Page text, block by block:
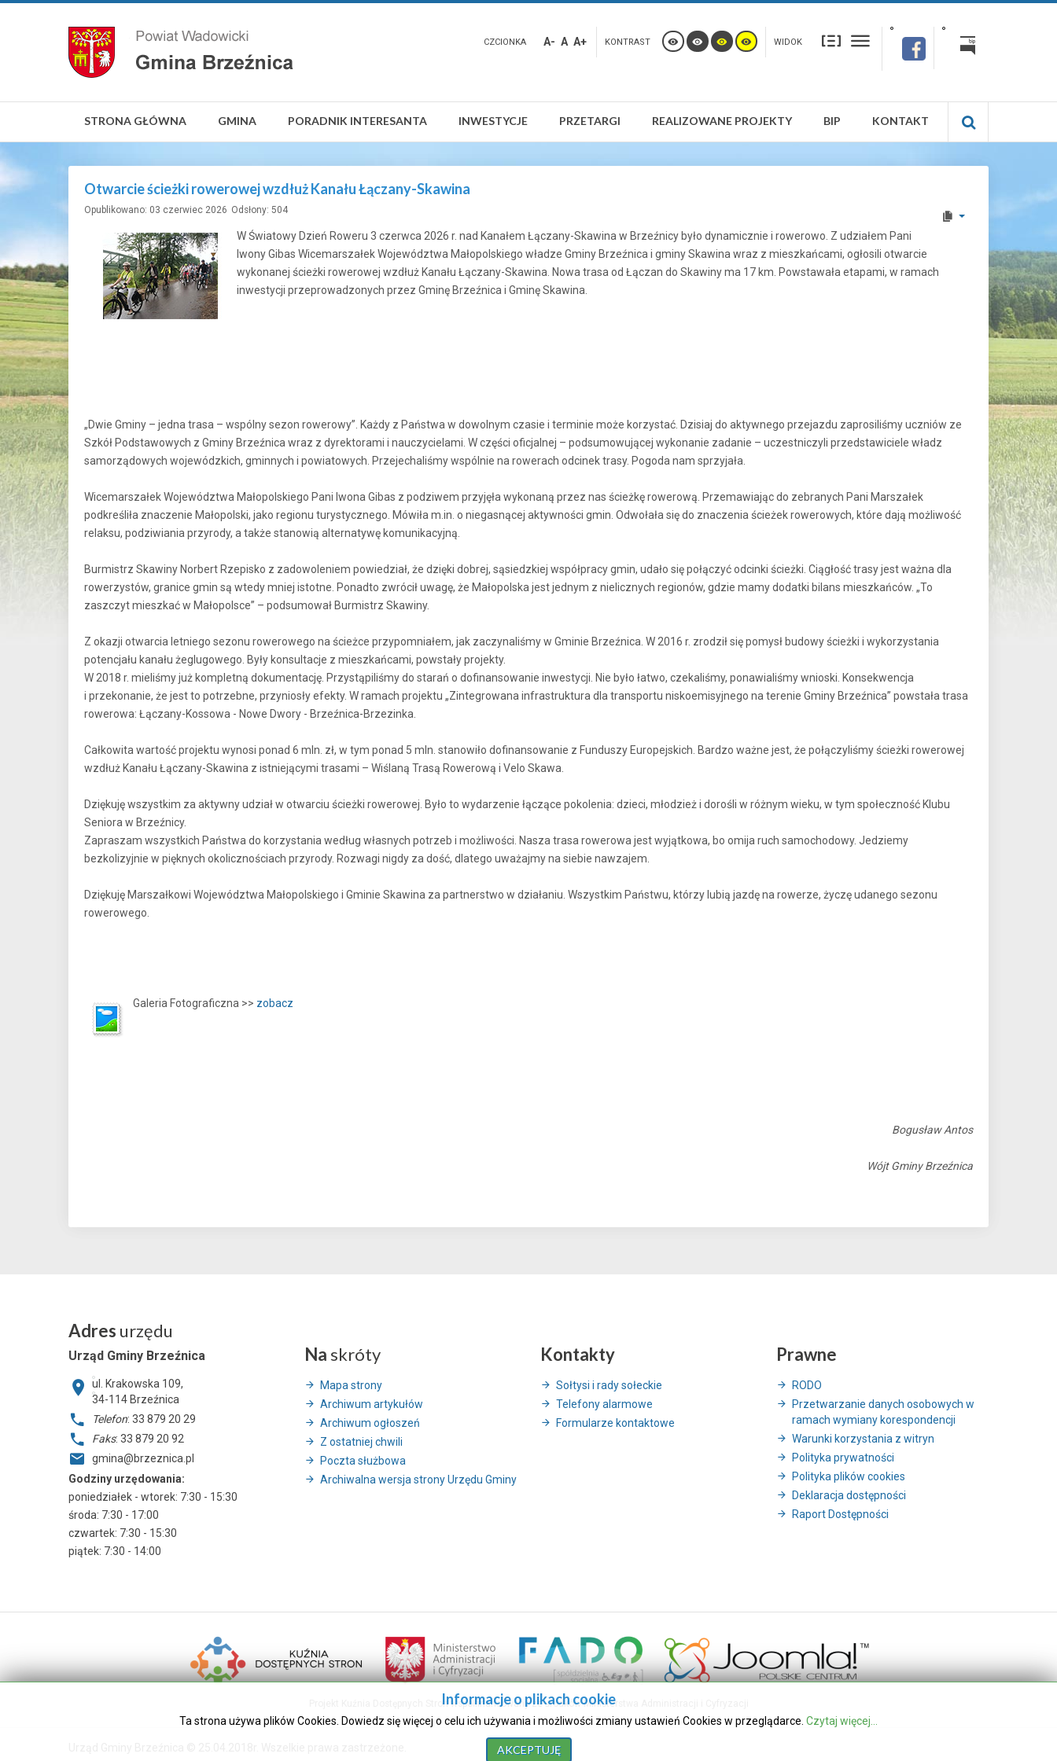
CZCIONKA A- A A+ KONTRAST WIDOK
STRONA GŁÓWNA GMINA PORADNIK INTERESANTA INWESTYCJE PRZETARGI REALIZOWANE PROJEKTY BIP KONTAKT
Otwarcie ścieżki rowerowej wzdłuż Kanału Łączany-Skawina
Opublikowano: 03 czerwiec 2026 Odsłony: 504
W Światowy Dzień Roweru 3 czerwca 2026 r. nad Kanałem Łączany-Skawina w Brzeźnicy było dynamicznie i rowerowo. Z udziałem Pani
Iwony Gibas Wicemarszałek Województwa Małopolskiego władze Gminy Brzeźnica i gminy Skawina wraz z mieszkańcami, ogłosili otwarcie
wykonanej ścieżki rowerowej wzdłuż Kanału Łączany-Skawina. Nowa trasa od Łączan do Skawiny ma 17 km. Powstawała etapami, w ramach
inwestycji przeprowadzonych przez Gminę Brzeźnica i Gminę Skawina.
„Dwie Gminy – jedna trasa – wspólny sezon rowerowy”. Każdy z Państwa w dowolnym czasie i terminie może korzystać. Dzisiaj do aktywnego przejazdu zaprosiliśmy uczniów ze
Szkół Podstawowych z Gminy Brzeźnica wraz z dyrektorami i nauczycielami. W części oficjalnej – podsumowującej wykonanie zadanie – uczestniczyli przedstawiciele władz
samorządowych wojewódzkich, gminnych i powiatowych. Przejechaliśmy wspólnie na rowerach odcinek trasy. Pogoda nam sprzyjała.
Wicemarszałek Województwa Małopolskiego Pani Iwona Gibas z podziwem przyjęła wykonaną przez nas ścieżkę rowerową. Przemawiając do zebranych Pani Marszałek
podkreśliła znaczenie Małopolski, jako regionu turystycznego. Mówiła m.in. o niegasnącej aktywności gmin. Odwołała się do znaczenia ścieżek rowerowych, które dają możliwość
relaksu, podziwiania przyrody, a także stanowią alternatywę komunikacyjną.
Burmistrz Skawiny Norbert Rzepisko z zadowoleniem powiedział, że dzięki dobrej, sąsiedzkiej współpracy gmin, udało się połączyć odcinki ścieżki. Ciągłość trasy jest ważna dla
rowerzystów, granice gmin są wtedy mniej istotne. Ponadto zwrócił uwagę, że Małopolska jest jednym z nielicznych regionów, gdzie mamy dodatki bilans mieszkańców. „To
zaszczyt mieszkać w Małopolsce” – podsumował Burmistrz Skawiny.
Z okazji otwarcia letniego sezonu rowerowego na ścieżce przypomniałem, jak zaczynaliśmy w Gminie Brzeźnica. W 2016 r. zrodził się pomysł budowy ścieżki i wykorzystania
potencjału kanału żeglugowego. Były konsultacje z mieszkańcami, powstały projekty.
W 2018 r. mieliśmy już kompletną dokumentację. Przystąpiliśmy do starań o dofinansowanie inwestycji. Nie było łatwo, czekaliśmy, ponawialiśmy wnioski. Konsekwencja
i przekonanie, że jest to potrzebne, przyniosły efekty. W ramach projektu „Zintegrowana infrastruktura dla transportu niskoemisyjnego na terenie Gminy Brzeźnica” powstała trasa
rowerowa: Łączany-Kossowa - Nowe Dwory - Brzeźnica-Brzezinka.
Całkowita wartość projektu wynosi ponad 6 mln. zł, w tym ponad 5 mln. stanowiło dofinansowanie z Funduszy Europejskich. Bardzo ważne jest, że połączyliśmy ścieżki rowerowej
wzdłuż Kanału Łączany-Skawina z istniejącymi trasami – Wiślaną Trasą Rowerową i Velo Skawa.
Dziękuję wszystkim za aktywny udział w otwarciu ścieżki rowerowej. Było to wydarzenie łączące pokolenia: dzieci, młodzież i dorośli w różnym wieku, w tym społeczność Klubu
Seniora w Brzeźnicy.
Zapraszam wszystkich Państwa do korzystania według własnych potrzeb i możliwości. Nasza trasa rowerowa jest wyjątkowa, bo omija ruch samochodowy. Jedziemy
bezkolizyjnie w pięknych okolicznościach przyrody. Rozwagi nigdy za dość, dlatego uważajmy na siebie nawzajem.
Dziękuję Marszałkowi Województwa Małopolskiego i Gminie Skawina za partnerstwo w działaniu. Wszystkim Państwu, którzy lubią jazdę na rowerze, życzę udanego sezonu
rowerowego.
Galeria Fotograficzna >> zobacz
Bogusław Antos
Wójt Gminy Brzeźnica
Adres urzędu
Urząd Gminy Brzeźnica
ul. Krakowska 109,
34-114 Brzeźnica
Telefon: 33 879 20 29
Faks: 33 879 20 92
gmina@brzeznica.pl
Godziny urzędowania:
poniedziałek - wtorek: 7:30 - 15:30
środa: 7:30 - 17:00
czwartek: 7:30 - 15:30
piątek: 7:30 - 14:00
Na skróty
Mapa strony
Archiwum artykułów
Archiwum ogłoszeń
Z ostatniej chwili
Poczta służbowa
Archiwalna wersja strony Urzędu Gminy
Kontakty
Sołtysi i rady sołeckie
Telefony alarmowe
Formularze kontaktowe
Prawne
RODO
Przetwarzanie danych osobowych w
ramach wymiany korespondencji
Warunki korzystania z witryn
Polityka prywatności
Polityka plików cookies
Deklaracja dostępności
Raport Dostępności
Projekt Kuźnia Dostępnych Stron współfinansowany ze środków Ministerstwa Administracji i Cyfryzacji
Informacje o plikach cookie
Ta strona używa plików Cookies. Dowiedz się więcej o celu ich używania i możliwości zmiany ustawień Cookies w przeglądarce. Czytaj więcej...
AKCEPTUJĘ